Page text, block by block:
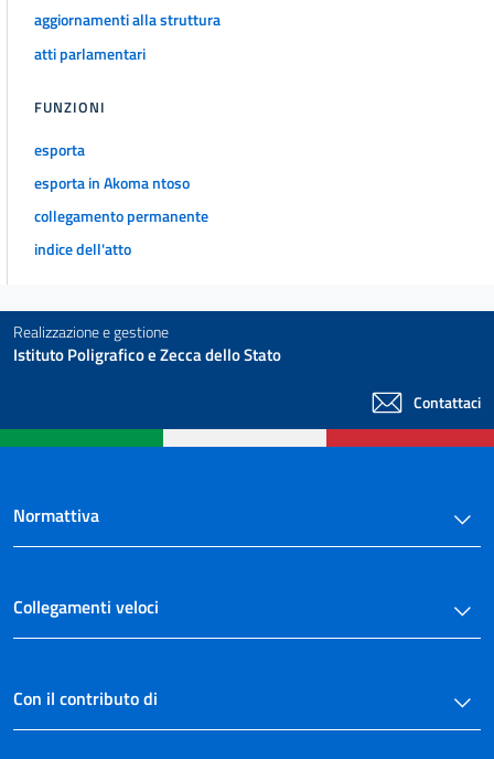
Servizi turistici collegati))
art. 49
art. 51
art. 51 bis
art. 51 ter
art. 51 quater
Disposizioni generali))
art. 51 quinquies
Tutela amministrativa e giurisdizionale))
art. 51 novies
art. 52
art. 53
aggiornamenti alla struttura
atti parlamentari
FUNZIONI
esporta
esporta in Akoma ntoso
collegamento permanente
indice dell'atto
Realizzazione e gestione
Istituto Poligrafico e Zecca dello Stato
Contattaci
Normattiva
Collegamenti veloci
Con il contributo di